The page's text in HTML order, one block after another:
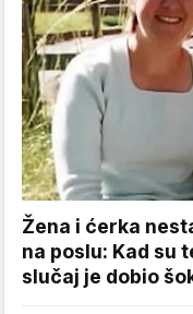
Žena i ćerka
na poslu: Kad su
slučaj je dobio